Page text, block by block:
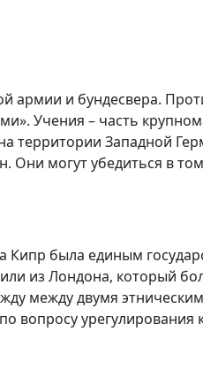
армии и бундесвера.
Учения – часть
Западной
Они могут убедиться в
Кипр была единым
из Лондона, который
между двумя
вопросу